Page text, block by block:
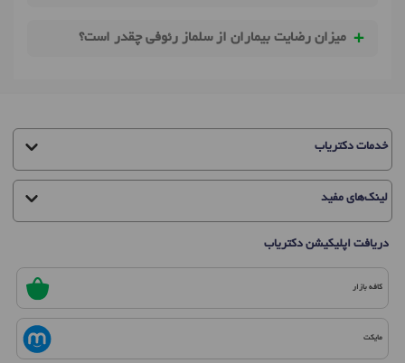
میزان رضایت بیماران از سلماز رئوفی چقدر است؟
خدمات دکتریاب
لینک‌های مفید
دریافت اپلیکیشن دکتریاب
کافه بازار
مایکت